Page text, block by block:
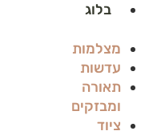
בלוג
מצלמות
עדשות
תאורה
ומבזקים
ציוד